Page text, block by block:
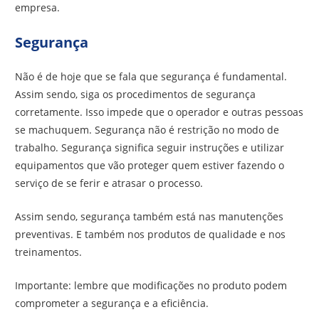
empresa.
Segurança
Não é de hoje que se fala que segurança é fundamental.
Assim sendo, siga os procedimentos de segurança
corretamente. Isso impede que o operador e outras pessoas
se machuquem. Segurança não é restrição no modo de
trabalho. Segurança significa seguir instruções e utilizar
equipamentos que vão proteger quem estiver fazendo o
serviço de se ferir e atrasar o processo.
Assim sendo, segurança também está nas manutenções
preventivas. E também nos produtos de qualidade e nos
treinamentos.
Importante: lembre que modificações no produto podem
comprometer a segurança e a eficiência.